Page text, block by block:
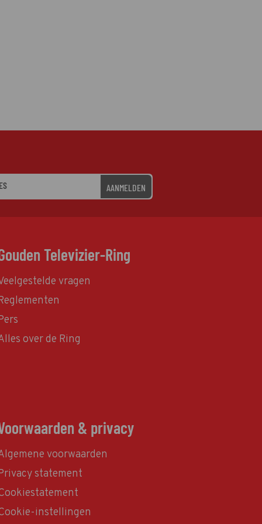
AANMELDEN
Televizier-Ring
vragen
over de Ring
& privacy
voorwaarden
statement
instellingen